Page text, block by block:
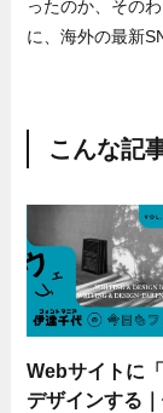
ったのか、その
に、海外の最新
こんな記
Webサイトに
デザインする